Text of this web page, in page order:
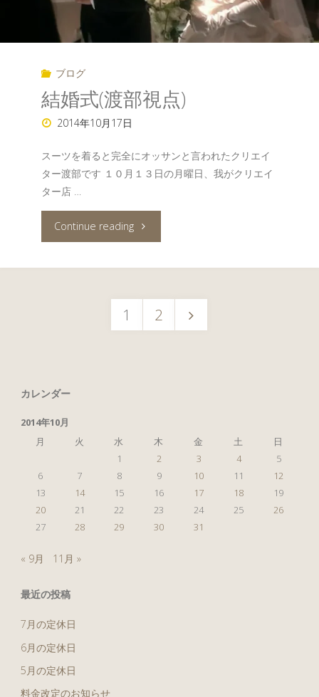
ブログ
結婚式(渡部視点)
2014年10月17日
スーツを着ると完全にオッサンと言われたクリエイ
ター渡部です １０月１３日の月曜日、我がクリエイ
ター店 …
Continue reading"結
の
ペ
1 2
カレンダー
2014年10月
月
火 水 木 金 土
日
1
2 3 4
5
6
7 8 9 10 11
12
13
14 15 16 17 18
19
20
21 22 23 24 25
26
27
28 29 30 31
« 9月 11月 »
最近の投稿
7月の定休日
6月の定休日
5月の定休日
料金改定のお知らせ